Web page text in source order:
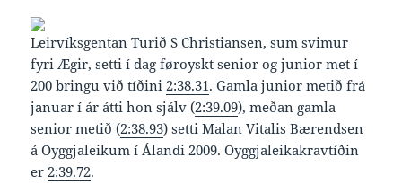
Leirvíksgentan Turið S Christiansen, sum svimur
fyri Ægir, setti í dag føroyskt senior og junior met í
200 bringu við tíðini2:38.31. Gamla junior metið frá
januar í ár átti hon sjálv (2:39.09), meðan gamla
senior metið (2:38.93) setti Malan Vitalis Bærendsen
á Oyggjaleikum í Álandi 2009. Oyggjaleikakravtíðin
er2:39.72.